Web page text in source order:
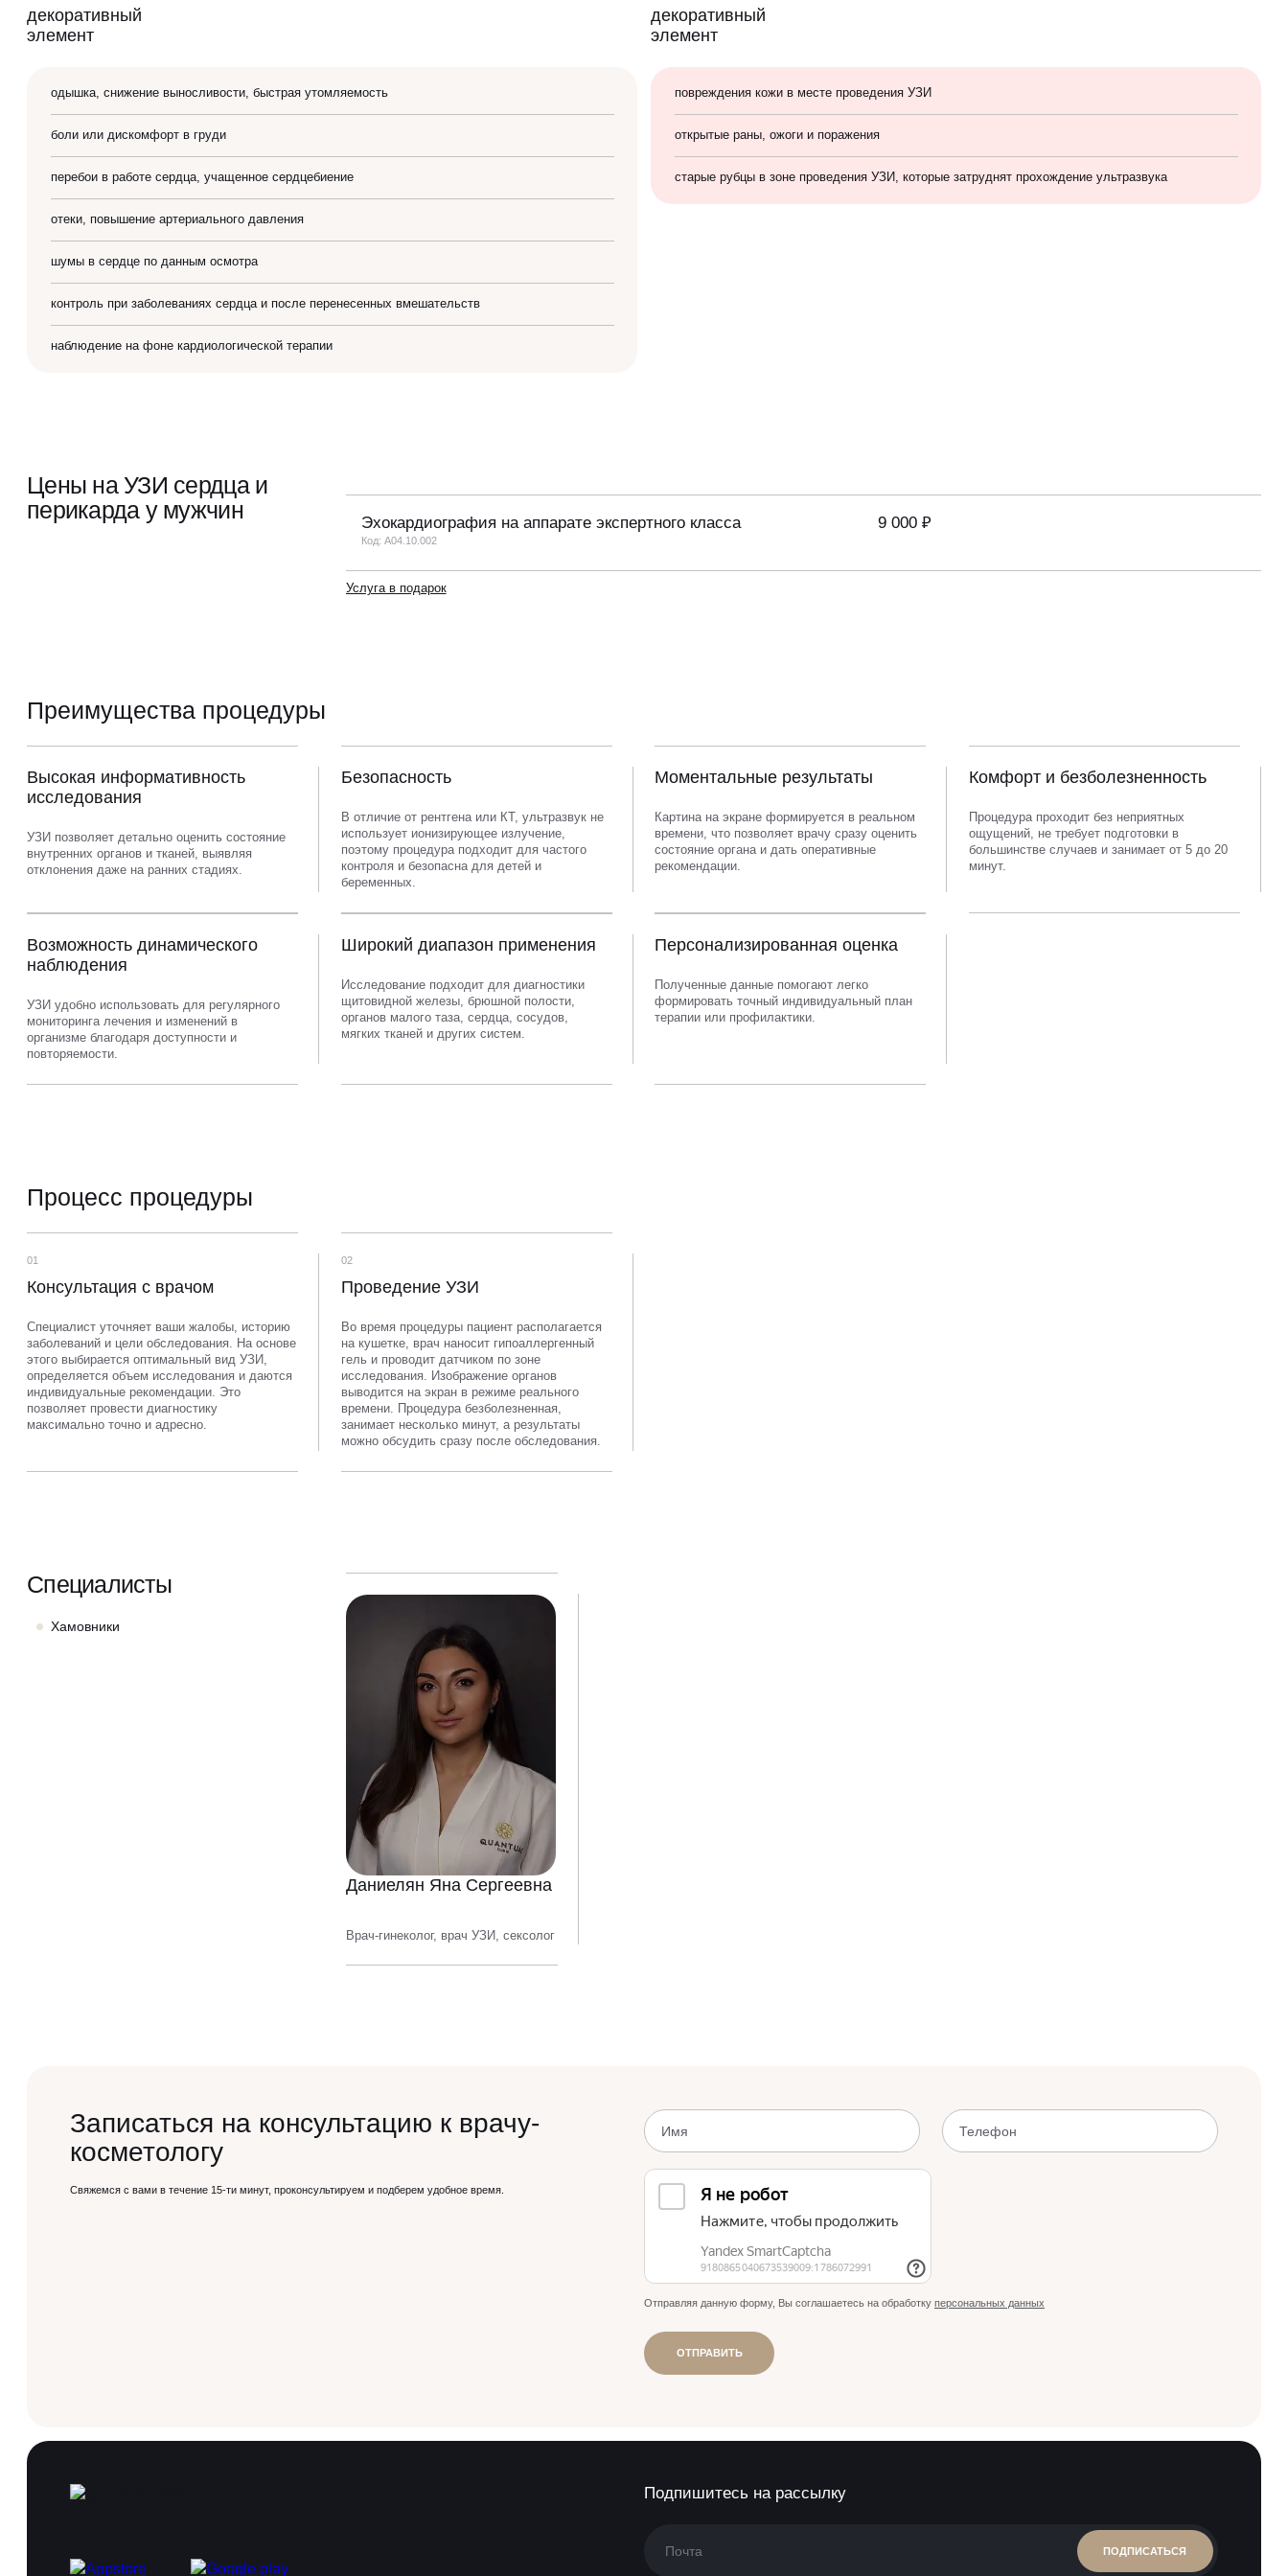
одышка, снижение выносливости, быстрая утомляемость
боли или дискомфорт в груди
перебои в работе сердца, учащенное сердцебиение
отеки, повышение артериального давления
шумы в сердце по данным осмотра
контроль при заболеваниях сердца и после перенесенных вмешательств
наблюдение на фоне кардиологической терапии
повреждения кожи в месте проведения УЗИ
открытые раны, ожоги и поражения
старые рубцы в зоне проведения УЗИ, которые затруднят прохождение ультразвука
Цены на УЗИ сердца и
перикарда у мужчин
Эхокардиография на аппарате экспертного класса
Код: A04.10.002
9 000 ₽
Услуга в подарок
Преимущества процедуры
Высокая информативность
исследования
УЗИ позволяет детально оценить состояние
внутренних органов и тканей, выявляя
отклонения даже на ранних стадиях.
Безопасность
В отличие от рентгена или КТ, ультразвук не
использует ионизирующее излучение,
поэтому процедура подходит для частого
контроля и безопасна для детей и
беременных.
Моментальные результаты
Картина на экране формируется в реальном
времени, что позволяет врачу сразу оценить
состояние органа и дать оперативные
рекомендации.
Комфорт и безболезненность
Процедура проходит без неприятных
ощущений, не требует подготовки в
большинстве случаев и занимает от 5 до 20
минут.
Возможность динамического
наблюдения
УЗИ удобно использовать для регулярного
мониторинга лечения и изменений в
организме благодаря доступности и
повторяемости.
Широкий диапазон применения
Исследование подходит для диагностики
щитовидной железы, брюшной полости,
органов малого таза, сердца, сосудов,
мягких тканей и других систем.
Персонализированная оценка
Полученные данные помогают легко
формировать точный индивидуальный план
терапии или профилактики.
Процесс процедуры
01
Консультация с врачом
Специалист уточняет ваши жалобы, историю
заболеваний и цели обследования. На основе
этого выбирается оптимальный вид УЗИ,
определяется объем исследования и даются
индивидуальные рекомендации. Это
позволяет провести диагностику
максимально точно и адресно.
02
Проведение УЗИ
Во время процедуры пациент располагается
на кушетке, врач наносит гипоаллергенный
гель и проводит датчиком по зоне
исследования. Изображение органов
выводится на экран в режиме реального
времени. Процедура безболезненная,
занимает несколько минут, а результаты
можно обсудить сразу после обследования.
Специалисты
Хамовники
Даниелян Яна Сергеевна
Врач-гинеколог, врач УЗИ, сексолог
Записаться на консультацию к врачу-
косметологу
Свяжемся с вами в течение 15-ти минут, проконсультируем и подберем удобное время.
Отправляя данную форму, Вы соглашаетесь на обработку персональных данных
ОТПРАВИТЬ
Подпишитесь на рассылку
ПОДПИСАТЬСЯ